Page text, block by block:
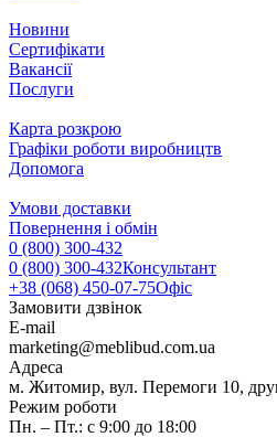
Новини
Сертифікати
Вакансії
Послуги
Карта розкрою
Графіки роботи виробництв
Допомога
Умови доставки
Повернення і обмін
0 (800) 300-432
0 (800) 300-432Консультант
+38 (068) 450-07-75Офіс
Замовити дзвінок
E-mail
marketing@meblibud.com.ua
Адреса
м. Житомир, вул. Перемоги 10,
Режим роботи
Пн. – Пт.: с 9:00 до 18:00